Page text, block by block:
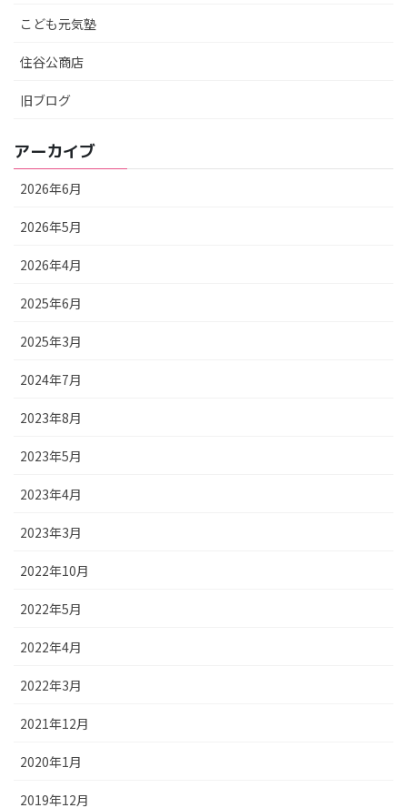
こども元気塾
住谷公商店
旧ブログ
アーカイブ
2026年6月
2026年5月
2026年4月
2025年6月
2025年3月
2024年7月
2023年8月
2023年5月
2023年4月
2023年3月
2022年10月
2022年5月
2022年4月
2022年3月
2021年12月
2020年1月
2019年12月